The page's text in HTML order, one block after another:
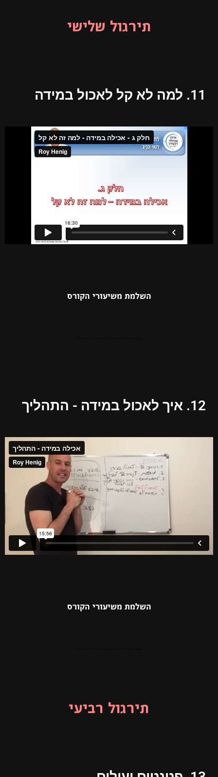
תירגול שלישי
11. למה לא קל לאכול במידה
השלמת משיעורי הקורס
12. איך לאכול במידה - התהליך
השלמת משיעורי הקורס
תירגול רביעי